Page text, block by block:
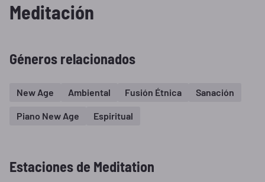
Meditación
Géneros relacionados
New Age Ambiental Fusión Étnica Sanación
Piano New Age Espiritual
Estaciones de Meditation